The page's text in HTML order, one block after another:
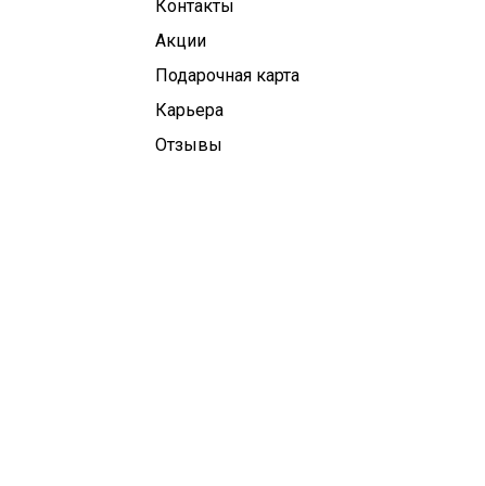
Контакты
Aкции
Подарочная карта
Карьера
Отзывы